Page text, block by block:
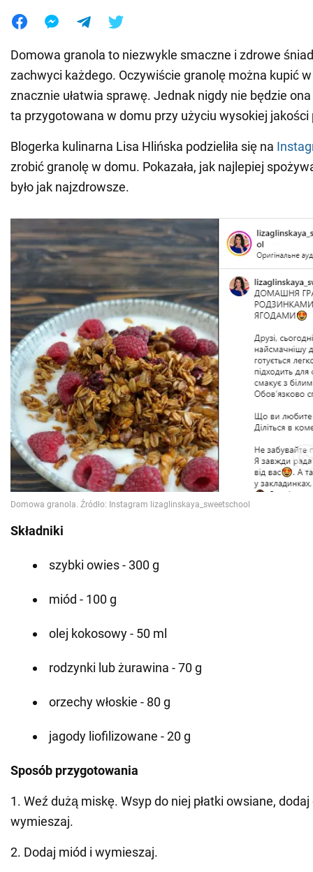
Domowa granola to niezwykle smaczne i zdrowe
zachwyci każdego. Oczywiście granolę można kupić
znacznie ułatwia sprawę. Jednak nigdy nie będzie
ta przygotowana w domu przy użyciu wysokiej jakości
Blogerka kulinarna Lisa Hlińska podzieliła się na
zrobić granolę w domu. Pokazała, jak najlepiej
było jak najzdrowsze.
Składniki
szybki owies - 300 g
miód - 100 g
olej kokosowy - 50 ml
rodzynki lub żurawina - 70 g
orzechy włoskie - 80 g
jagody liofilizowane - 20 g
Sposób przygotowania
1. Weź dużą miskę. Wsyp do niej płatki owsiane,
wymieszaj.
2. Dodaj miód i wymieszaj.